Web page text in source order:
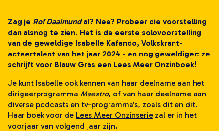
boeken
alle boeken
kinderboeken
jeugdboeken
young adult
volwassenen
lees meer onzin
verwacht
Zag je Rof Daaimundal? Nee? Probeer die voorstelling
dan alsnog te zien. Het is de eerste solovoorstelling
van de geweldige Isabelle Kafando, Volkskrant-
acteertalent van het jaar 2024 - en nog geweldiger: ze
schrijft voor Blauw Gras een Lees Meer Onzinboek!
Je kunt Isabelle ook kennen van haar deelname aan het
dirigeerprogramma Maestro, of van haar deelname aan
diverse podcasts en tv-programma's, zoals dit en dit.
Haar boek voor de Lees Meer Onzinserie zal er in het
voorjaar van volgend jaar zijn.